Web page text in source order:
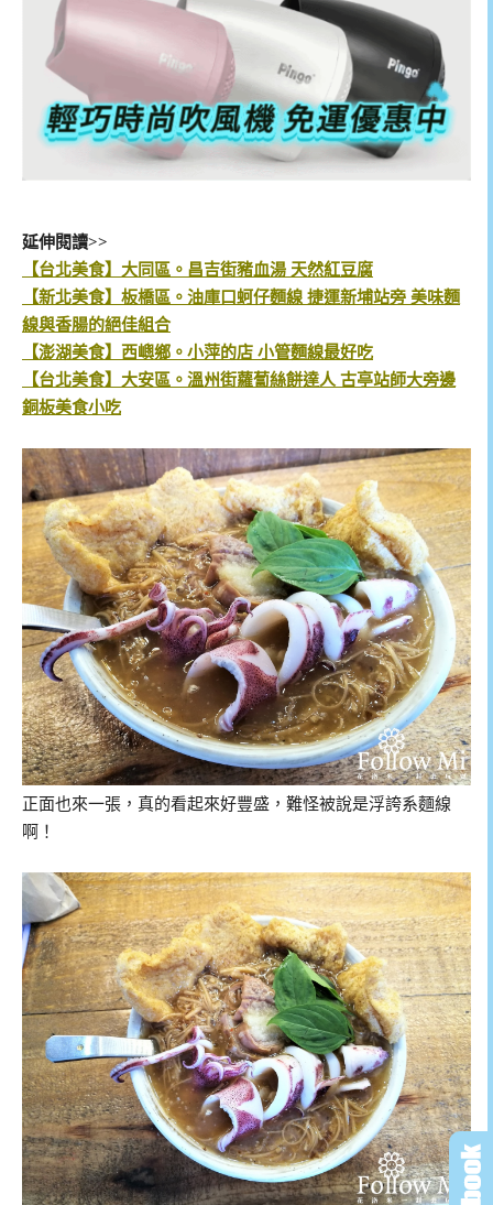
延伸閱讀>>
【台北美食】大同區。昌吉街豬血湯 天然紅豆腐
【新北美食】板橋區。油庫口蚵仔麵線 捷運新埔站旁 美味麵
線與香腸的絕佳組合
【澎湖美食】西嶼鄉。小萍的店 小管麵線最好吃
【台北美食】大安區。溫州街蘿蔔絲餅達人 古亭站師大旁邊
銅板美食小吃
正面也來一張，真的看起來好豐盛，難怪被說是浮誇系麵線
啊！